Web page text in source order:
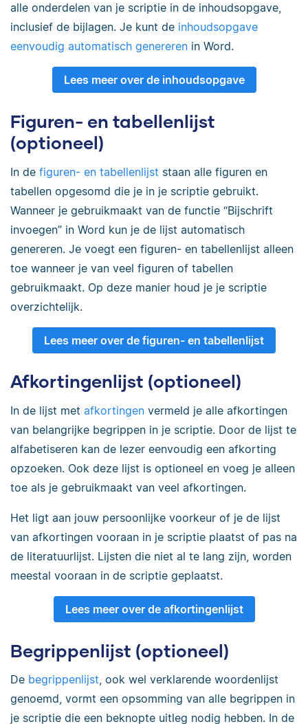
alle onderdelen van je scriptie in de inhoudsopgave,
inclusief de bijlagen. Je kunt de inhoudsopgave
eenvoudig automatisch genereren in Word.
Lees meer over de inhoudsopgave
Figuren- en tabellenlijst
(optioneel)
In de figuren- en tabellenlijst staan alle figuren en
tabellen opgesomd die je in je scriptie gebruikt.
Wanneer je gebruikmaakt van de functie “Bijschrift
invoegen” in Word kun je de lijst automatisch
genereren. Je voegt een figuren- en tabellenlijst alleen
toe wanneer je van veel figuren of tabellen
gebruikmaakt. Op deze manier houd je je scriptie
overzichtelijk.
Lees meer over de figuren- en tabellenlijst
Afkortingenlijst (optioneel)
In de lijst met afkortingen vermeld je alle afkortingen
van belangrijke begrippen in je scriptie. Door de lijst te
alfabetiseren kan de lezer eenvoudig een afkorting
opzoeken. Ook deze lijst is optioneel en voeg je alleen
toe als je gebruikmaakt van veel afkortingen.
Het ligt aan jouw persoonlijke voorkeur of je de lijst
van afkortingen vooraan in je scriptie plaatst of pas na
de literatuurlijst. Lijsten die niet al te lang zijn, worden
meestal vooraan in de scriptie geplaatst.
Lees meer over de afkortingenlijst
Begrippenlijst (optioneel)
De begrippenlijst, ook wel verklarende woordenlijst
genoemd, vormt een opsomming van alle begrippen in
je scriptie die een beknopte uitleg nodig hebben. In de